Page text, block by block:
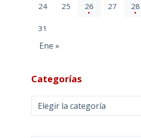
24 25 26 27 28
31
Ene »
Categorías
Categorías